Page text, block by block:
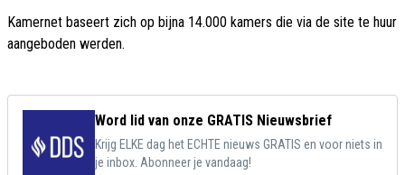
Kamernet baseert zich op bijna 14.000 kamers die via de site te huur
aangeboden werden.
Word lid van onze GRATIS Nieuwsbrief
Krijg ELKE dag het ECHTE nieuws GRATIS en voor niets in
je inbox. Abonneer je vandaag!